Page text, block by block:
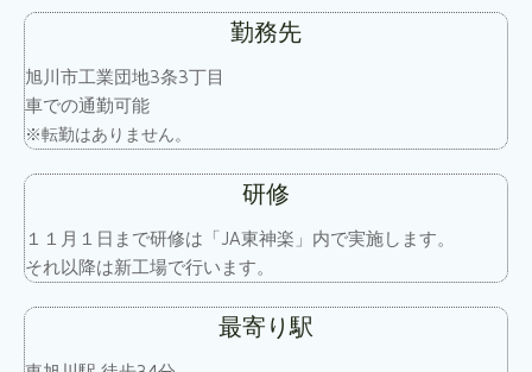
勤務先
旭川市工業団地3条3丁目
車での通勤可能
※転勤はありません。
研修
１１月１日まで研修は「JA東神楽」内で実施します。
それ以降は新工場で行います。
最寄り駅